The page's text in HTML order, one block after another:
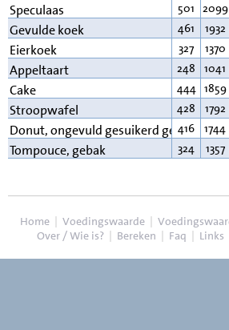
Speculaas 501 2099
Gevulde koek 461 1932
Eierkoek 327 1370
Appeltaart 248 1041
Cake 444 1859
Stroopwafel 428 1792
Donut, ongevuld gesuikerd gem.
416 1744
Tompouce, gebak 324 1357
Home | Voedingswaarde |
Over / Wie is? | Bereken | Faq | Links